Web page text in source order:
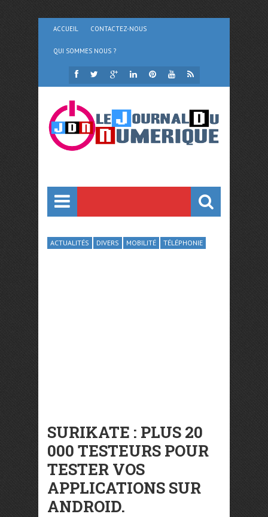
ACCUEIL CONTACTEZ-NOUS
QUI SOMMES NOUS ?
ACTUALITÉS DIVERS MOBILITÉ TÉLÉPHONIE
SURIKATE : PLUS 20
000 TESTEURS POUR
TESTER VOS
APPLICATIONS SUR
ANDROID.